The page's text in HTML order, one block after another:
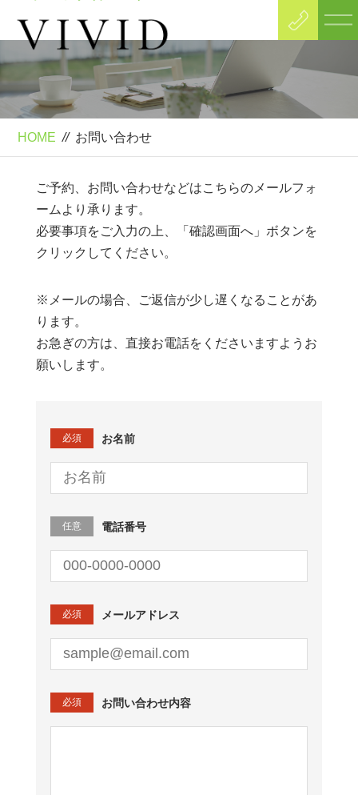
Contact
お問い合わせ
HOME // お問い合わせ
ご予約、お問い合わせなどはこちらのメールフォ
ームより承ります。
必要事項をご入力の上、「確認画面へ」ボタンを
クリックしてください。
※メールの場合、ご返信が少し遅くなることがあ
ります。
お急ぎの方は、直接お電話をくださいますようお
願いします。
必須 お名前
任意 電話番号
必須 メールアドレス
必須 お問い合わせ内容